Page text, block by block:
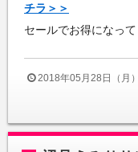
チラ＞＞
セールでお得になって
2018年05月28日（月）